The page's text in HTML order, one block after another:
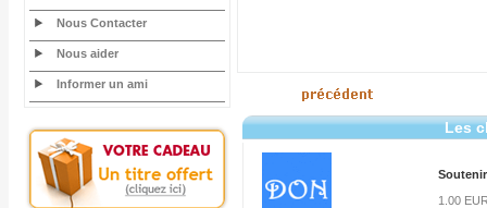
Nous Contacter
Nous aider
Informer un ami
Les
1.00